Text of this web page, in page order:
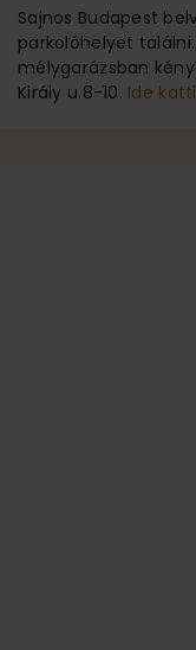
Sajnos Budapest
parkolóhelyet
mélygarázsban
Király u.8-10. Ide